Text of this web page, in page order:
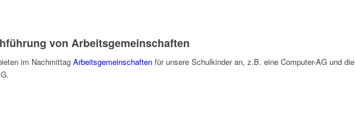
von Arbeitsgemeinschaften
im Nachmittag Arbeitsgemeinschaften für unsere Schulkinder an, z.B. eine Computer-AG und die